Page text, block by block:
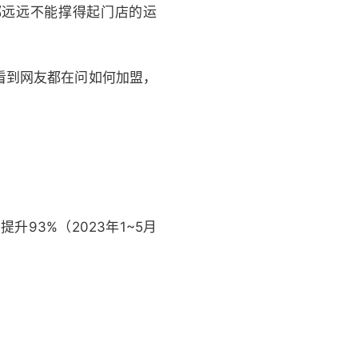
远不能撑得起门店的运
网友都在问如何加盟，
升93%（2023年1~5月